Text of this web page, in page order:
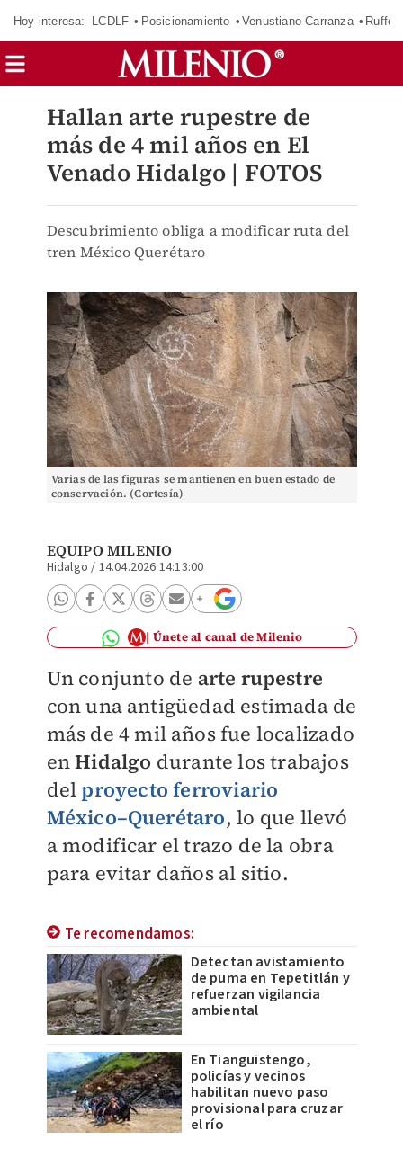
Hoy interesa: LCDLF Posicionamiento Venustiano Carranza Ruffo
Hallan arte rupestre de
más de 4 mil años en El
Venado Hidalgo | FOTOS
Descubrimiento obliga a modificar ruta del
tren México Querétaro
Varias de las figuras se mantienen en buen estado de
conservación. (Cortesía)
EQUIPO MILENIO
Hidalgo / 14.04.2026 14:13:00
Únete al canal de Milenio
Un conjunto de arte rupestre
con una antigüedad estimada de
más de 4 mil años fue localizado
enHidalgo durante los trabajos
delproyecto ferroviario
México–Querétaro, lo que llevó
a modificar el trazo de la obra
para evitar daños al sitio.
Te recomendamos:
Detectan avistamiento
de puma en Tepetitlán y
refuerzan vigilancia
ambiental
En Tianguistengo,
policías y vecinos
habilitan nuevo paso
provisional para cruzar
el río